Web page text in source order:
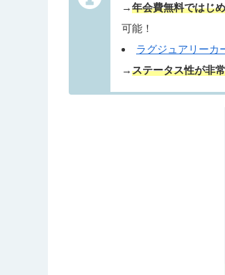
→年会費無料ではじ
可能！
ラグジュアリーカ
→ステータス性が非